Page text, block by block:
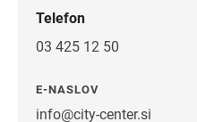
Telefon
03 425 12 50
E-NASLOV
info@city-center.si